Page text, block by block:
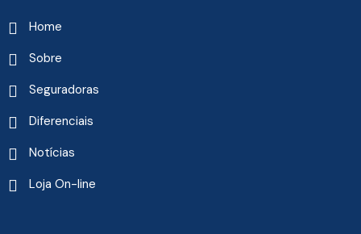
Home
Sobre
Seguradoras
Diferenciais
Notícias
Loja On-line